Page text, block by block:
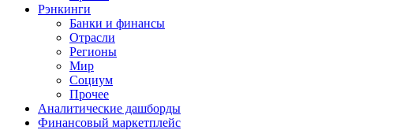
Рэнкинги
Банки и финансы
Отрасли
Регионы
Мир
Социум
Прочее
Аналитические дашборды
Финансовый маркетплейс